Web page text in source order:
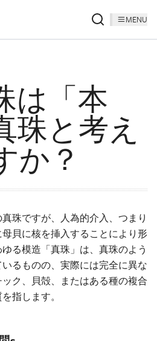
MENU
は「本
珠と考え
か？
珠ですが、人為的介入、つまり
貝に核を挿入することにより形
る模造「真珠」は、真珠のよう
るものの、実際には完全に異な
ク、貝殻、またはある種の複合
指します。